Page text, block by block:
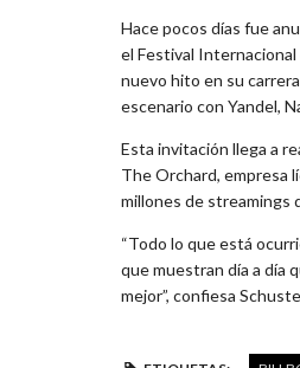
Hace pocos días fue
el Festival Internacional
nuevo hito en su
escenario con Yandel,
Esta invitación llega a
The Orchard, empresa
millones de streamings
“Todo lo que está
que muestran día a día
mejor”, confiesa